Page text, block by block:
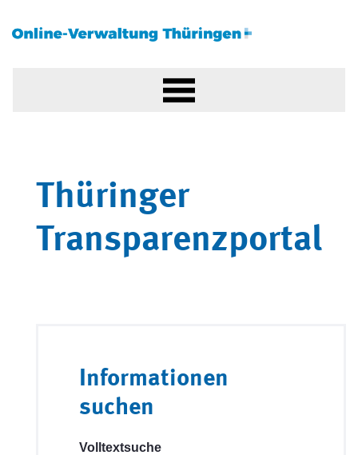
Thüringer
Transparenzportal
Informationen
suchen
Volltextsuche